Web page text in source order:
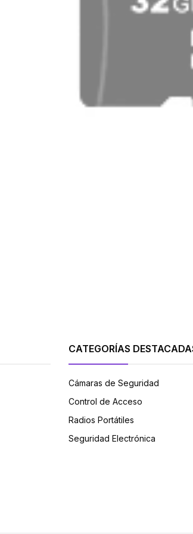
CATEGORÍAS
Cámaras de Seguridad
Control de Acceso
Radios Portátiles
Seguridad Electrónica